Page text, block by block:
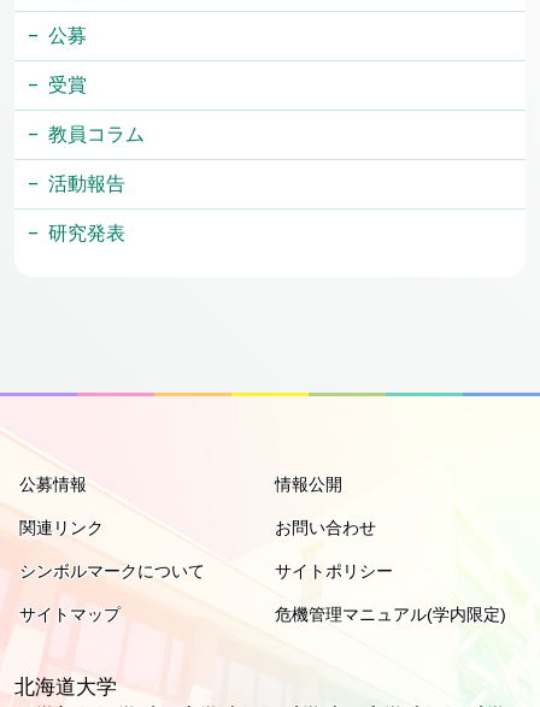
公募
受賞
教員コラム
活動報告
研究発表
北海道大学
公募情報 情報公開
関連リンク お問い合わせ
シンボルマークについて サイトポリシー
サイトマップ 危機管理マニュアル(学内限定)